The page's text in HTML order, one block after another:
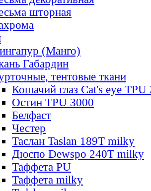
шторная
(Манго)
Габардин
тентовые ткани
Кошачий глаз Cat's eye TPU
Остин TPU 3000
Белфаст
Честер
Таслан Taslan 189T milky
Дюспо Dewspo 240T milky
Таффета PU
Таффета milky